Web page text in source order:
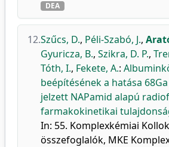
DEA
12.Szűcs, D., Péli-Szabó, J.,
Gyuricza, B., Szikra, D. P.,
Tóth, I., Fekete, A.:
beépítésének a hatása
jelzett NAPamid alapú
farmakokinetikai
In: 55. Komplexkémiai
összefoglalók, MKE